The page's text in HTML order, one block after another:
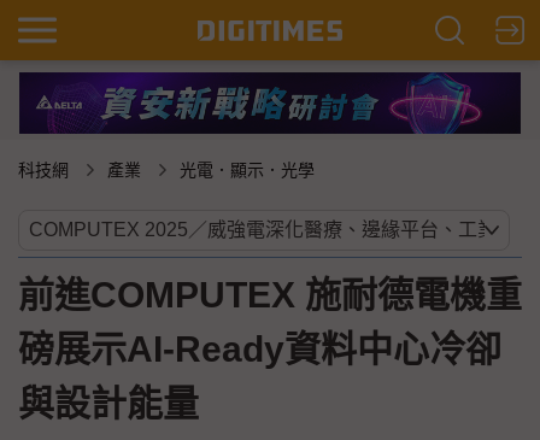
科技網 產業 光電．顯示．光學
前進COMPUTEX 施耐德電機重
磅展示AI-Ready資料中心冷卻
與設計能量